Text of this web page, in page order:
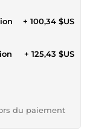
+ 100,34 $US
+ 125,43 $US
du paiement